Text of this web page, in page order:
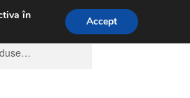
în
Accept